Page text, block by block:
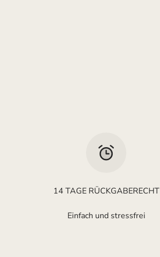
14 TAGE RÜCKGABERECHT
Einfach und stressfrei